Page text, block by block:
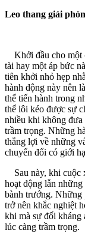
Leo thang giải
Khởi đầu cho một
tài hay một áp bức
tiên khởi nhỏ hẹp
hành động này nên
thể tiến hành trong
thể lôi kéo được sự
nhiều khi không
trầm trọng. Những
thắng lợi về những
chuyển đổi có giới
Sau này, khi cuộc
hoạt động lẫn
bành trướng. Những
trở nên khắc nghiệt
khi mà sự đối kháng
lúc càng trầm trọng.